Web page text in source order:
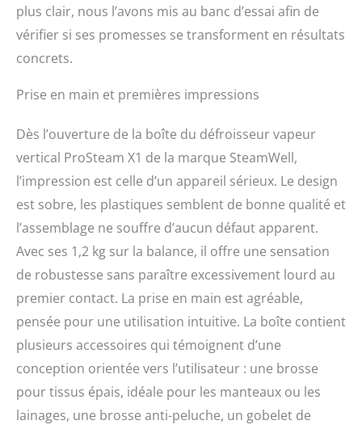
plus clair, nous l’avons mis au banc d’essai afin de
vérifier si ses promesses se transforment en résultats
concrets.
Prise en main et premières impressions
Dès l’ouverture de la boîte du défroisseur vapeur
vertical ProSteam X1 de la marque SteamWell,
l’impression est celle d’un appareil sérieux. Le design
est sobre, les plastiques semblent de bonne qualité et
l’assemblage ne souffre d’aucun défaut apparent.
Avec ses 1,2 kg sur la balance, il offre une sensation
de robustesse sans paraître excessivement lourd au
premier contact. La prise en main est agréable,
pensée pour une utilisation intuitive. La boîte contient
plusieurs accessoires qui témoignent d’une
conception orientée vers l’utilisateur : une brosse
pour tissus épais, idéale pour les manteaux ou les
lainages, une brosse anti-peluche, un gobelet de